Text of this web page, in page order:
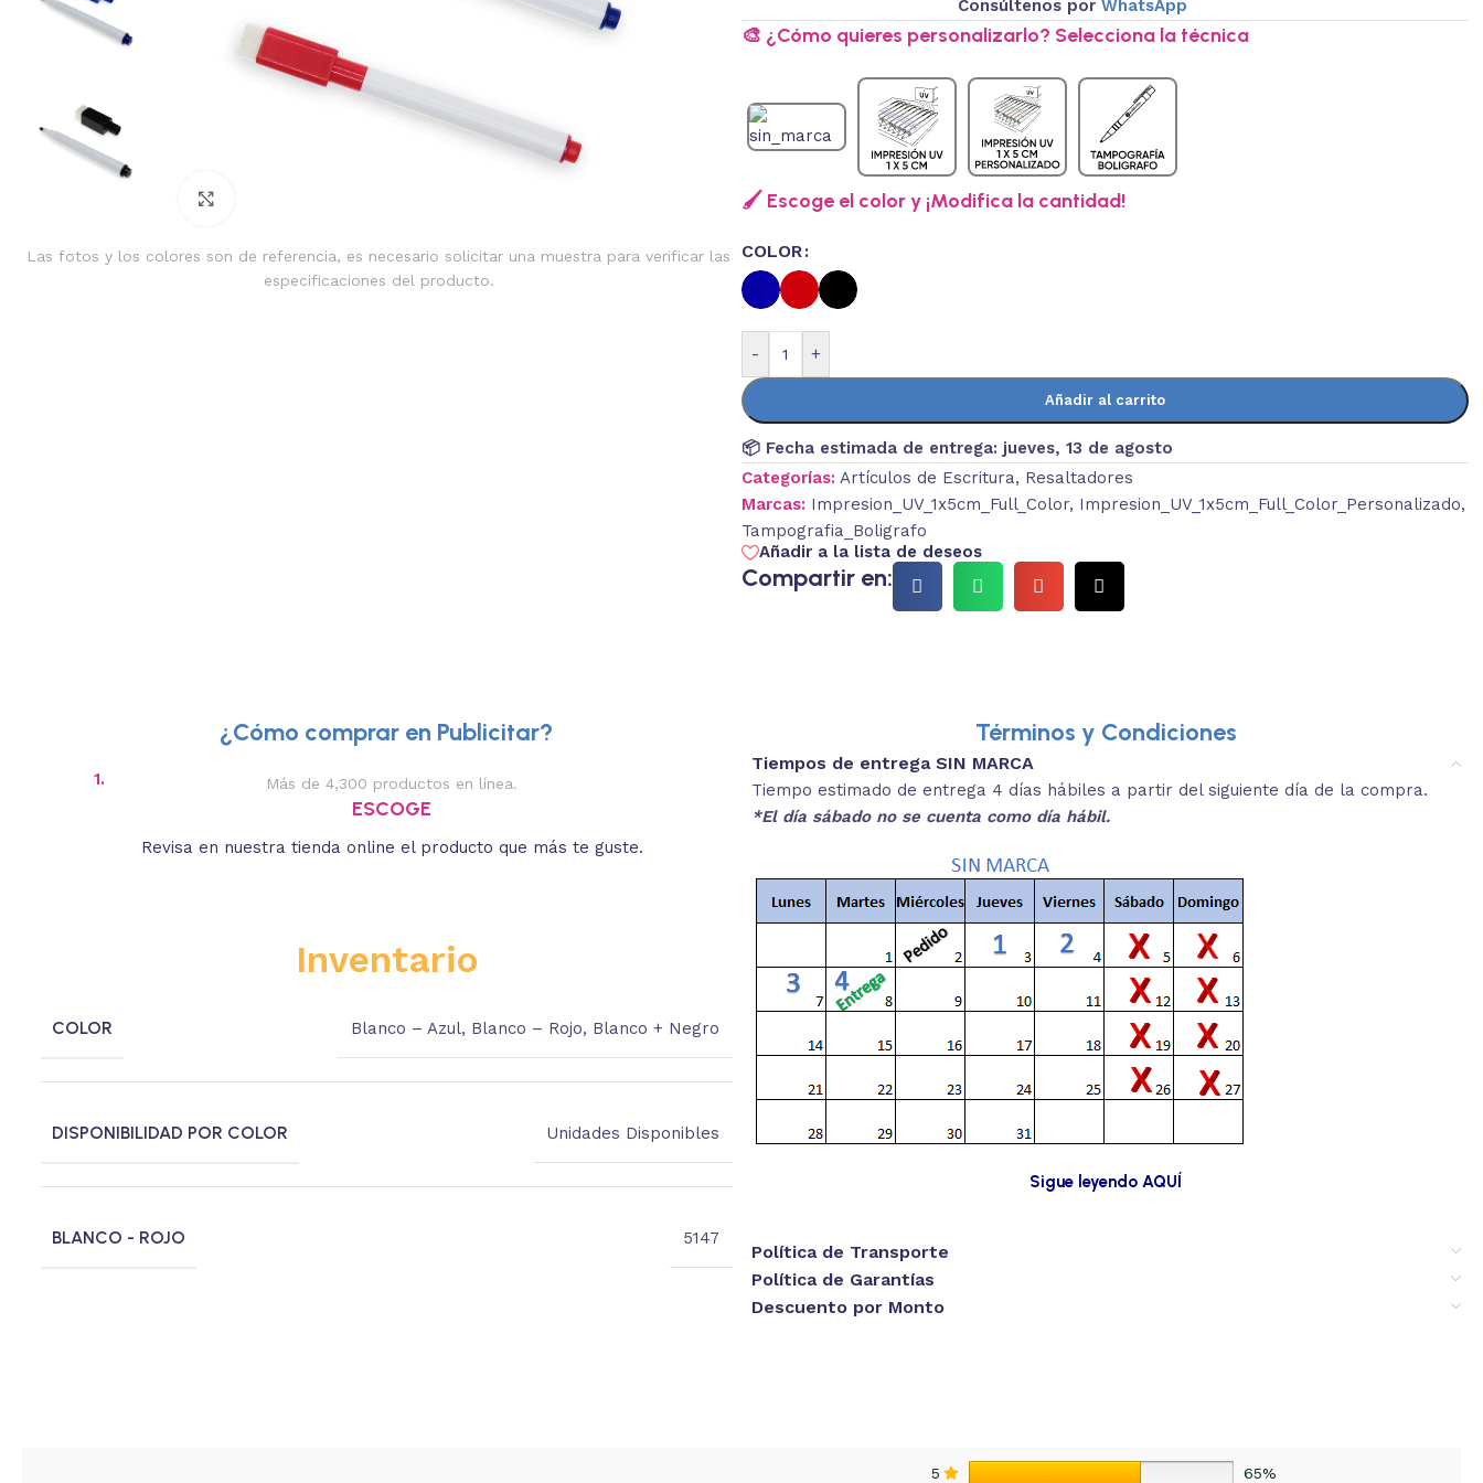
Las fotos y los colores son de referencia, es necesario solicitar una muestra para verificar las
especificaciones del producto.
Consúltenos por WhatsApp
🎨 ¿Cómo quieres personalizarlo? Selecciona la técnica
🖌️ Escoge el color y ¡Modifica la cantidad!
COLOR
- +
Añadir al carrito
📦 Fecha estimada de entrega: jueves, 13 de agosto
Categorías: Artículos de Escritura, Resaltadores
Marcas: Impresion_UV_1x5cm_Full_Color, Impresion_UV_1x5cm_Full_Color_Personalizado,
Tampografia_Boligrafo
Añadir a la lista de deseos
Compartir en:
¿Cómo comprar en Publicitar?
1. Más de 4,300 productos en línea.
ESCOGE
Revisa en nuestra tienda online el producto que más te guste.
Descripciones breves y medidas aproximadas.
REVISA
estás buscando.
3.
Inventario
COLOR Blanco – Azul, Blanco – Rojo, Blanco + Negro
DISPONIBILIDAD POR COLOR Unidades Disponibles
BLANCO - ROJO 5147
Términos y Condiciones
Tiempos de entrega SIN MARCA
Tiempo estimado de entrega 4 días hábiles a partir del siguiente día de la compra.
*El día sábado no se cuenta como día hábil.
Sigue leyendo AQUÍ
Política de Transporte
Política de Garantías
Descuento por Monto
5
65%